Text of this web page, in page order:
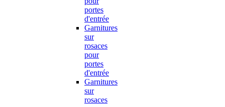
portes
d'entrée
Garnitures
sur
rosaces
pour
portes
d'entrée
Garnitures
sur
rosaces